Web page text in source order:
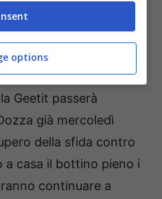
31% in attacco
di successo ai
Geetit passerà
già mercoledì
della sfida contro
a casa il bottino pieno i
continuare a
options